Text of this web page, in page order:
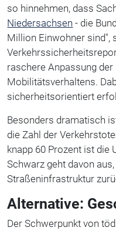
so hinnehmen, dass
Niedersachsen - die
Million Einwohner sind",
raschere Anpassung
Mobilitätsverhaltens.
sicherheitsorientiert
Besonders dramatisch
die Zahl der
knapp 60 Prozent ist die
Schwarz geht davon
Straßeninfrastruktur
Alternative:
Der Schwerpunkt von